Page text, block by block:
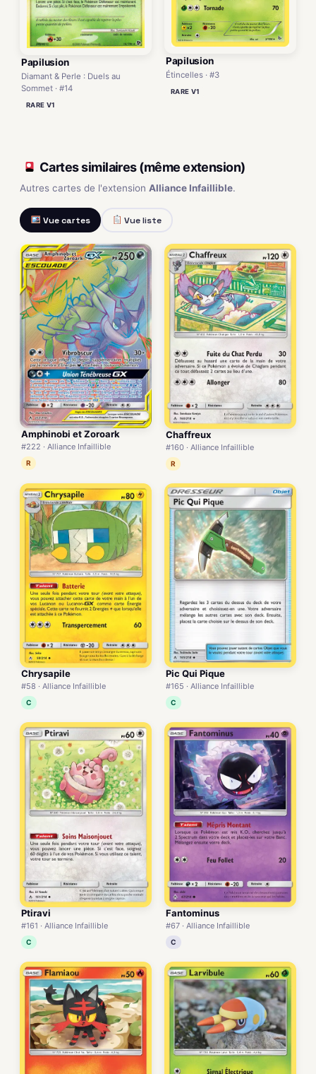
Papilusion
Diamant & Perle : Duels au
Sommet · #14
RARE V1
Papilusion
Étincelles · #3
RARE V1
Cartes similaires (même extension)
Autres cartes de l'extension Alliance Infaillible.
Vue cartes Vue liste
Amphinobi et Zoroark
#222 · Alliance Infaillible
R
Chaffreux
#160 · Alliance Infaillible
R
Chrysapile
#58 · Alliance Infaillible
C
Pic Qui Pique
#165 · Alliance Infaillible
C
Ptiravi
#161 · Alliance Infaillible
C
Fantominus
#67 · Alliance Infaillible
C